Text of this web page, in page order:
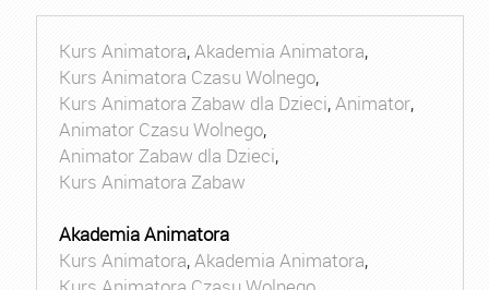
Kurs Animatora,Akademia Animatora,
Kurs Animatora Czasu Wolnego,
Kurs Animatora Zabaw dla Dzieci,Animator,
Animator Czasu Wolnego,
Animator Zabaw dla Dzieci,
Kurs Animatora Zabaw
Akademia Animatora
Kurs Animatora,Akademia Animatora,